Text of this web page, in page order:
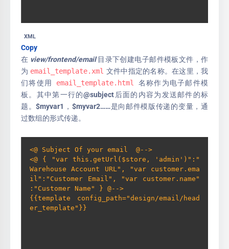
XML
Copy
在 view/frontend/email目录下创建电子邮件模板文件，作
为 email_template.xml 文件中指定的名称。在这里，我
们将使用
email_template.html
名称作为电子邮件模
板。其中第一行的@subject后面的内容为发送邮件的标
题。$myvar1，$myvar2……是向邮件模版传递的变量，通
过数组的形式传递。
<@ Subject Of your email  @-->
<@ { "var this.getUrl($store, 'admin')":"
Warehouse Account URL", "var customer.ema
il":"Customer Email", "var customer.name"
:"Customer Name" } @-->
{{template config_path="design/email/head